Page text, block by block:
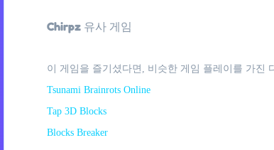
Chirpz 유사 게임
이 게임을 즐기셨다면, 비슷한 게임 플레이를 가진
Tsunami Brainrots Online
Tap 3D Blocks
Blocks Breaker